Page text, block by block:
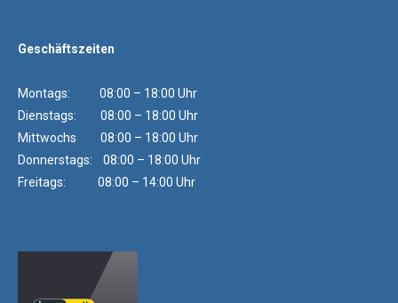
Geschäftszeiten
Montags: 08:00 – 18:00 Uhr
Dienstags: 08:00 – 18:00 Uhr
Mittwochs 08:00 – 18:00 Uhr
Donnerstags: 08:00 – 18:00 Uhr
Freitags: 08:00 – 14:00 Uhr